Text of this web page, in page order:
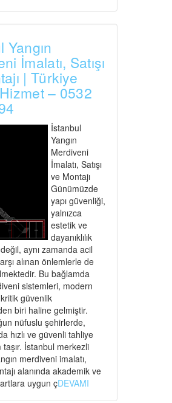
Yangın
İmalatı, Satışı
| Türkiye
– 0532
İstanbul
Yangın
Merdiveni
İmalatı, Satışı
ve Montajı
Günümüzde
yapı güvenliği,
yalnızca
estetik ve
dayanıklılık
aynı zamanda acil
alınan önlemlerle de
Bu bağlamda
sistemleri, modern
kritik güvenlik
biri haline gelmiştir.
nüfuslu şehirlerde,
hızlı ve güvenli tahliye
İstanbul merkezli
merdiveni imalatı,
alanında akademik ve
uygun çDEVAMI